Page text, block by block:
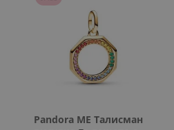
Pandora ME Талисман